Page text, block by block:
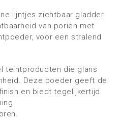
lijntjes zichtbaar gladder
van poriën met
voor een stralend
teintproducten die glans
Deze poeder geeft de
en biedt tegelijkertijd